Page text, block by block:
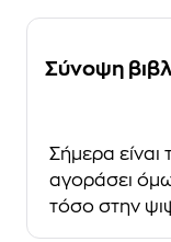
Σύνοψη
Σήμερα είναι
αγοράσει
τόσο στην